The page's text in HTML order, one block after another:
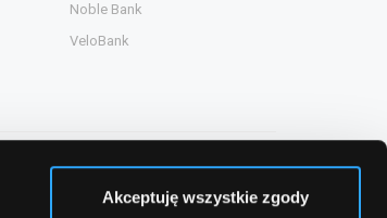
Akceptuję wszystkie zgody
Noble Bank
VeloBank